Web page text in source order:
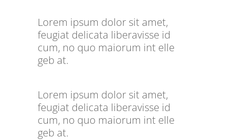
Lorem ipsum dolor sit amet,
feugiat delicata liberavisse id
cum, no quo maiorum int elle
geb at.
Lorem ipsum dolor sit amet,
feugiat delicata liberavisse id
cum, no quo maiorum int elle
geb at.